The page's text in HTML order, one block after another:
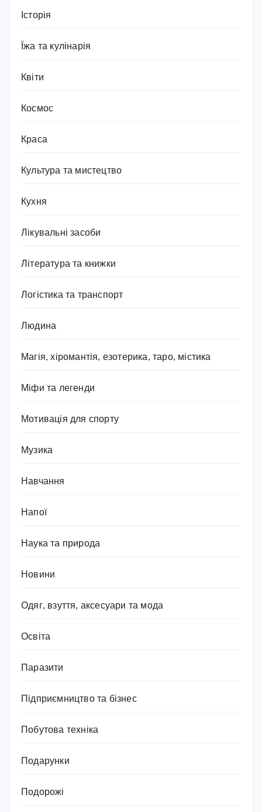
Історія
Їжа та кулінарія
Квіти
Космос
Краса
Культура та мистецтво
Кухня
Лікувальні засоби
Література та книжки
Логістика та транспорт
Людина
Магія, хіромантія, езотерика, таро, містика
Міфи та легенди
Мотивація для спорту
Музика
Навчання
Напої
Наука та природа
Новини
Одяг, взуття, аксесуари та мода
Освіта
Паразити
Підприємництво та бізнес
Побутова техніка
Подарунки
Подорожі